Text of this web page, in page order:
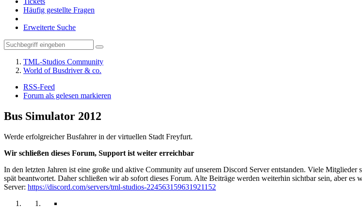
Häufig gestellte Fragen
Erweiterte Suche
TML-Studios Community
World of Busdriver & co.
RSS-Feed
Forum als gelesen markieren
Bus Simulator 2012
Werde erfolgreicher Busfahrer in der virtuellen Stadt Freyfurt.
Wir schließen dieses Forum, Support ist weiter erreichbar
In den letzten Jahren ist eine große und aktive Community auf unserem Discord Server entstanden. Viele
spät beantwortet. Daher schließen wir ab sofort dieses Forum. Alte Beiträge werden weiterhin sichtbar sein, aber
Server: https://discord.com/servers/tml-studios-224563159631921152